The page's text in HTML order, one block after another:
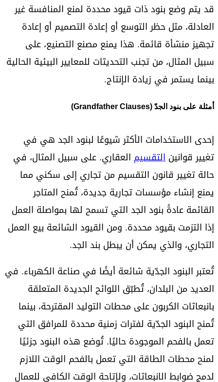
قد يتم وضع بنود ذات قيود محددة لمنع المنافسة غير
العادلة، مثل حظر التوسع أو إعادة التصميم أو إعادة
تجهيز منشأة قائمة. هذا يمنع مصنع التصنيع، على
سبيل المثال، من تجنب التحديثات للمعايير البيئية الحالية
بينما يستمر في زيادة الإنتاج.
أمثلة على بنود الجدّ (Grandfather Clauses)
إحدى الاستخدامات الأكثر شيوعًا لبنود الجد هي في
تغيير قوانين التقسيم العقاري. على سبيل المثال، في
حالة تغيير قانون التقسيم من تجاري إلى سكني مما
يمنع إنشاء مؤسسات تجارية جديدة، تُمنح المتاجر
القائمة عادةً بنود الجد التي تسمح لها بمواصلة العمل
إذا التزمت بقيود محددة. ومن القيود الشائعة بيع العمل
التجاري، والذي يمكن أن يبطل بند الجد.
تُعتبر البنود الجدّية شائعة أيضًا في صناعة الكهرباء. في
العديد من البلدان، تُطبّق اللوائح الجديدة المتعلقة
بانبعاثات الكربون على محطات التوليد المقترحة، بينما
تُمنح البنود الجدّية لفترات زمنية محددة للمرافق التي
تعمل بالفحم الموجودة حاليًا. تُوضع هذه البنود جزئيًا
لمنح محطات الطاقة التي تعمل بالفحم الوقت اللازم
لدمج ضوابط الانبعاثات، ولإتاحة الوقت الكافي للعمال